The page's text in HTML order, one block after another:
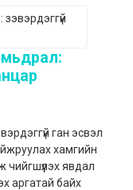
ган эсвэл
хамгийн
явдал
аргатай байх